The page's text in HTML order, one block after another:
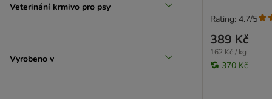
Veterinání krmivo pro psy
Vyrobeno v
389 Kč
162 Kč / kg
370 Kč
Rating: 4.7/5